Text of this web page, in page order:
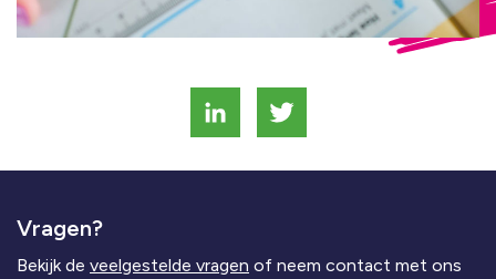
Vragen?
Bekijk de veelgestelde vragen of neem contact met ons